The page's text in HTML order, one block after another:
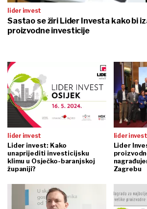
lider invest
Sastao se žiri Lider Investa kako bi
proizvodne investicije
lider invest
Lider invest: Kako
unaprijediti investicijsku
klimu u Osječko-baranjskoj
županiji?
lider invest
Lider
Zagrebu